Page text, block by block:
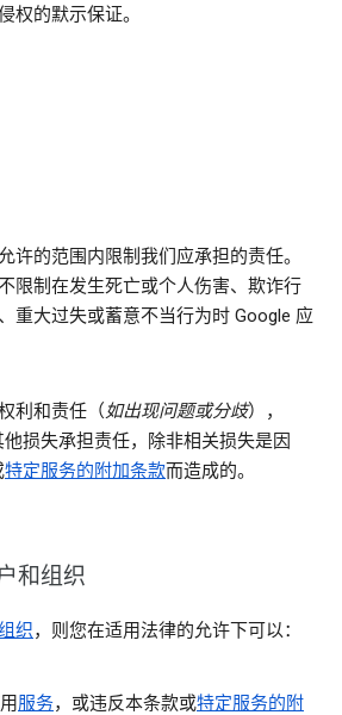
权的默示保证。
许的范围内限制我们应承担的责任。
限制在发生死亡或个人伤害、欺诈行
重大过失或蓄意不当行为时 Google 应
利和责任（如出现问题或分歧），
损失承担责任，除非相关损失是因
特定服务的附加条款而造成的。
和组织
织，则您在适用法律的允许下可以：
服务，或违反本条款或特定服务的附